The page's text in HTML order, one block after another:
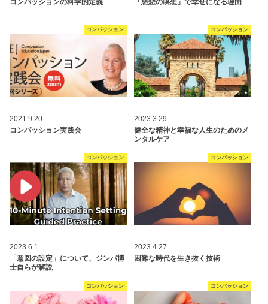
コンパッション
2021.9.20
コンパッション実践会
コンパッション
2023.3.29
健全な精神と幸福な人生のためのメ
ンタルケア
コンパッション
2023.6.1
「意図の設定」について、ジンパ博
士自らが解説
コンパッション
2023.4.27
困難な時代を生き抜く技術
コンパッション コンパッション